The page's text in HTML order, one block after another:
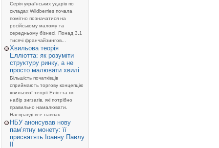
Серія українських ударів по
складах Wildberries почала
помітно позначатися на
російському малому та
середньому бізнесі. Понад 3,1
тисячі франчайзингов...
Хвильова теорія
Елліотта: як розуміти
структуру ринку, а не
просто малювати хвилі
Більшість початківців
сприймають торгову концепцію
хвильової теорії Еліотта як
набір зигзагів, які потрібно
правильно намалювати.
Насправді все навпак...
НБУ анонсував нову
пам’ятну монету: її
присвятять Іоанну Павлу